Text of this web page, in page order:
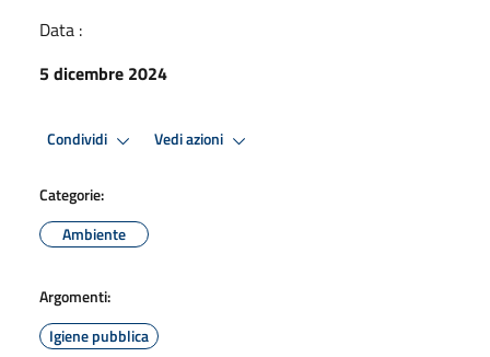
Data :
5 dicembre 2024
Condividi Vedi azioni
Categorie:
Ambiente
Argomenti:
Igiene pubblica